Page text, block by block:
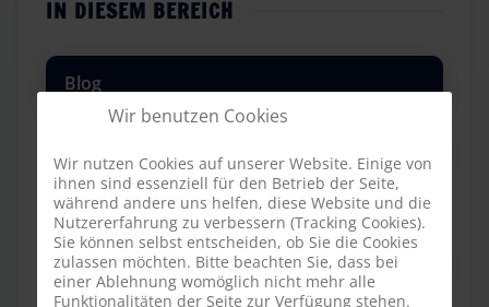
IN DIESEM BEREICH
Blog
Baublog 2026
Baublog 2025
Wir benutzen Cookies
Wir nutzen Cookies auf unserer Website. Einige von
ihnen sind essenziell für den Betrieb der Seite,
während andere uns helfen, diese Website und die
Nutzererfahrung zu verbessern (Tracking Cookies).
Sie können selbst entscheiden, ob Sie die Cookies
zulassen möchten. Bitte beachten Sie, dass bei
einer Ablehnung womöglich nicht mehr alle
Funktionalitäten der Seite zur Verfügung stehen.